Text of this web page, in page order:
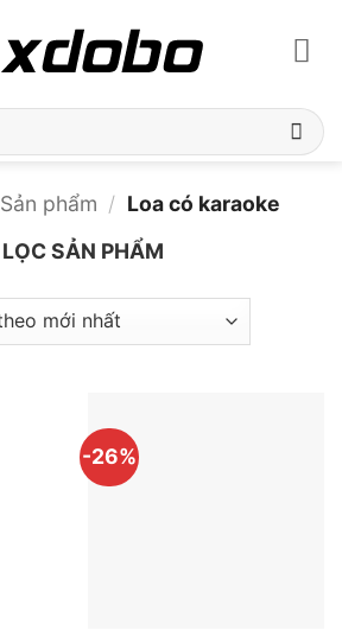
Sản phẩm / Loa có karaoke
LỌC SẢN PHẨM
-26%